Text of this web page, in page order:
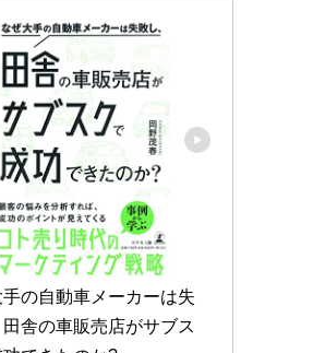
の自動車メーカーは失
舎の車販売店がサブス